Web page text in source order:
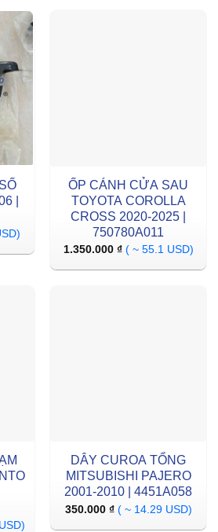
|
ỐP CÁNH CỬA SAU
TOYOTA COROLLA
CROSS 2020-2025 |
750780A011
1.350.000 ₫ ( ~ 55.1 USD)
DÂY CUROA TỔNG
MITSUBISHI PAJERO
2001-2010 | 4451A058
350.000 ₫ ( ~ 14.29 USD)